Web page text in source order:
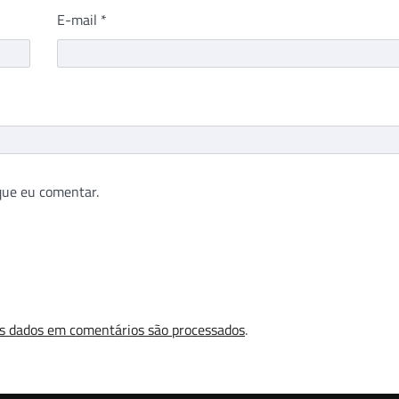
E-mail *
eu comentar.
dados em comentários são processados.